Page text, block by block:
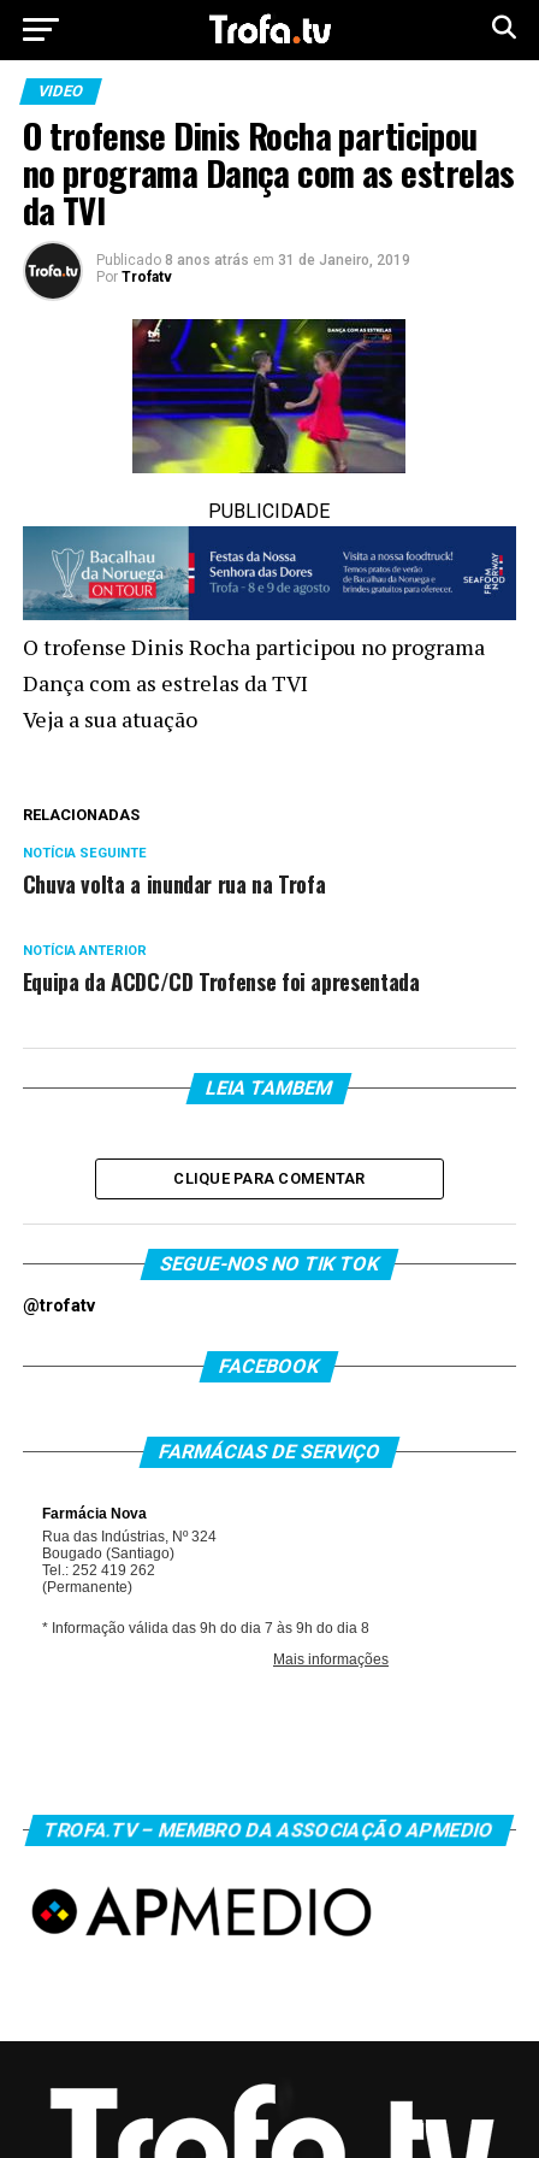
VIDEO
O trofense Dinis Rocha participou
no programa Dança com as estrelas
da TVI
Publicado 8 anos atrás em 31 de Janeiro, 2019
Por Trofatv
PUBLICIDADE
O trofense Dinis Rocha participou no programa
Dança com as estrelas da TVI
Veja a sua atuação
RELACIONADAS
NOTÍCIA SEGUINTE
Chuva volta a inundar rua na Trofa
NOTÍCIA ANTERIOR
Equipa da ACDC/CD Trofense foi apresentada
LEIA TAMBEM
CLIQUE PARA COMENTAR
SEGUE-NOS NO TIK TOK
@trofatv
FACEBOOK
FARMÁCIAS DE SERVIÇO
TROFA.TV – MEMBRO DA ASSOCIAÇÃO APMEDIO